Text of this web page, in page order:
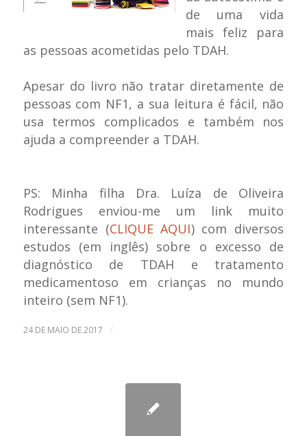
de uma vida
mais feliz para
as pessoas acometidas pelo TDAH.
Apesar do livro não tratar diretamente de
pessoas com NF1, a sua leitura é fácil, não
usa termos complicados e também nos
ajuda a compreender a TDAH.
PS: Minha filha Dra. Luíza de Oliveira
Rodrigues enviou-me um link muito
interessante (CLIQUE AQUI) com diversos
estudos (em inglês) sobre o excesso de
diagnóstico de TDAH e tratamento
medicamentoso em crianças no mundo
inteiro (sem NF1).
24 DE MAIO DE 2017 /